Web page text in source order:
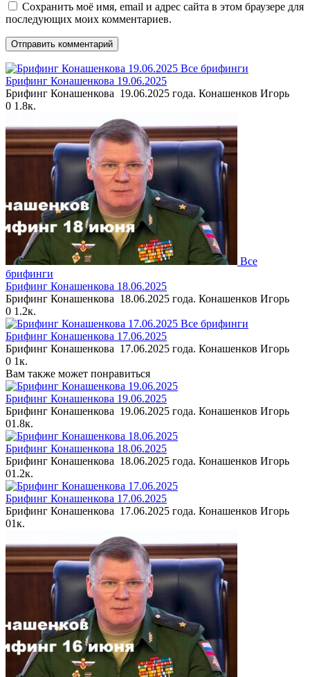
Сохранить моё имя, email и адрес сайта в этом браузере для
последующих моих комментариев.
Все брифинги
Брифинг Конашенкова 19.06.2025
Брифинг Конашенкова 19.06.2025 года. Конашенков Игорь
0 1.8к.
Все
брифинги
Брифинг Конашенкова 18.06.2025
Брифинг Конашенкова 18.06.2025 года. Конашенков Игорь
0 1.2к.
Все брифинги
Брифинг Конашенкова 17.06.2025
Брифинг Конашенкова 17.06.2025 года. Конашенков Игорь
0 1к.
Вам также может понравиться
Брифинг Конашенкова 19.06.2025
Брифинг Конашенкова 19.06.2025 года. Конашенков Игорь
01.8к.
Брифинг Конашенкова 18.06.2025
Брифинг Конашенкова 18.06.2025 года. Конашенков Игорь
01.2к.
Брифинг Конашенкова 17.06.2025
Брифинг Конашенкова 17.06.2025 года. Конашенков Игорь
01к.